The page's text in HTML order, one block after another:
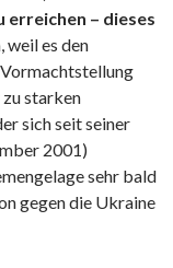
erreichen – dieses
weil es den
zu starken
sich seit seiner
2001)
sehr bald
gegen die Ukraine